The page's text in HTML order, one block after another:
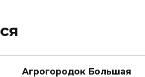
Агрогородок Большая